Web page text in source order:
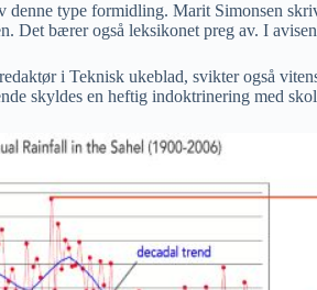
denne type formidling. Marit Simonsen
Det bærer også leksikonet preg av. I
i Teknisk ukeblad, svikter også
skyldes en heftig indoktrinering med